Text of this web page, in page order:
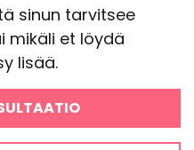
sinun tarvitsee
et löydä
lisää.